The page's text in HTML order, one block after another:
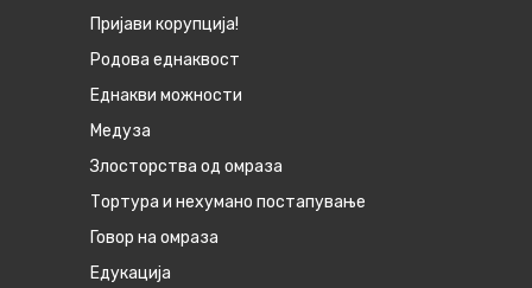
Пријави корупција!
Родова еднаквост
Eднакви можности
Медуза
Злосторства од омраза
Тортура и нехумано постапување
Говор на омраза
Едукација